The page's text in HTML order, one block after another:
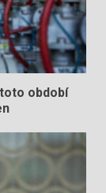
období